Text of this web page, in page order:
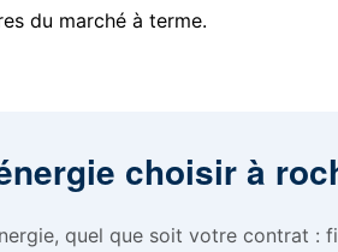
du marché à terme.
choisir à
quel que soit votre contrat :